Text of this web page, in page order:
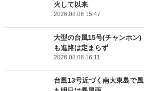
火して以来
2026.08.06 15:47
大型の台風15号(チャンホ
も進路は定まらず
2026.08.06 16:11
台風13号近づく南大東島で